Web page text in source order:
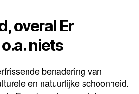
overal Er
niets
benadering van
en natuurlijke schoonheid.